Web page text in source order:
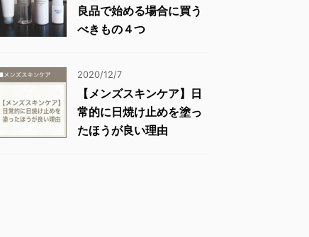
良品で始める場合に買う
べきもの４つ
2020/12/7
【メンズスキンケア】日
常的に日焼け止めを塗っ
たほうが良い理由